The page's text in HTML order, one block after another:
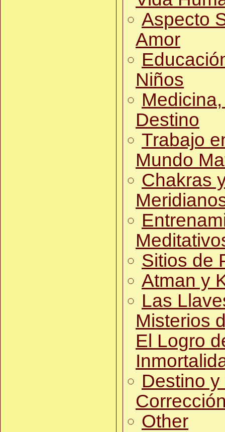
Aspecto
Amor
Niños
Destino
Trabajo
Mundo
Chakras
Sitios de
Atman y
Las
Misterios
El Logro
Destino y
Other